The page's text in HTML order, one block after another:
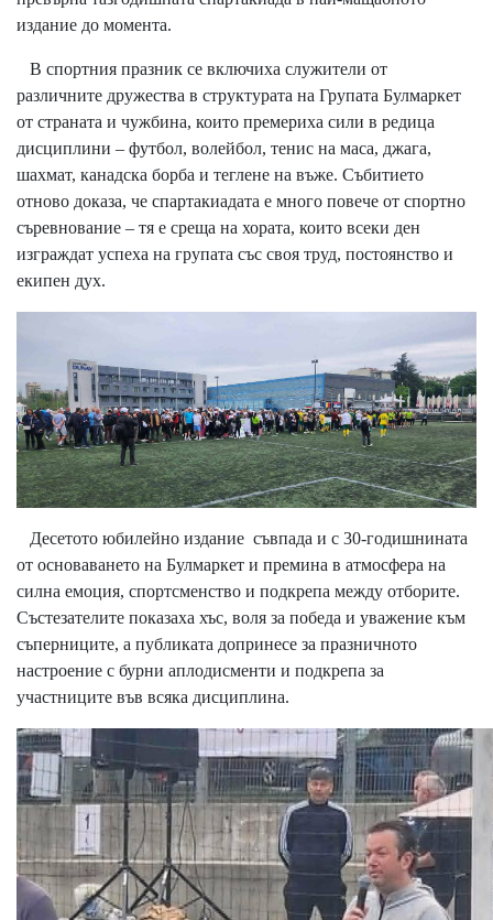
издание до момента.
В спортния празник се включиха служители от
различните дружества в структурата на Групата Булмаркет
от страната и чужбина, които премериха сили в редица
дисциплини – футбол, волейбол, тенис на маса, джага,
шахмат, канадска борба и теглене на въже. Събитието
отново доказа, че спартакиадата е много повече от спортно
съревнование – тя е среща на хората, които всеки ден
изграждат успеха на групата със своя труд, постоянство и
екипен дух.
Десетото юбилейно издание съвпада и с 30-годишнината
от основаването на Булмаркет и премина в атмосфера на
силна емоция, спортсменство и подкрепа между отборите.
Състезателите показаха хъс, воля за победа и уважение към
съперниците, а публиката допринесе за празничното
настроение с бурни аплодисменти и подкрепа за
участниците във всяка дисциплина.